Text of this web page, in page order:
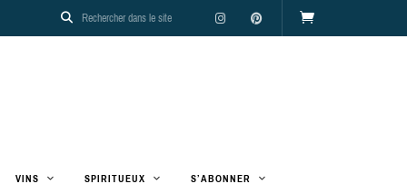
VINS SPIRITUEUX S’ABONNER